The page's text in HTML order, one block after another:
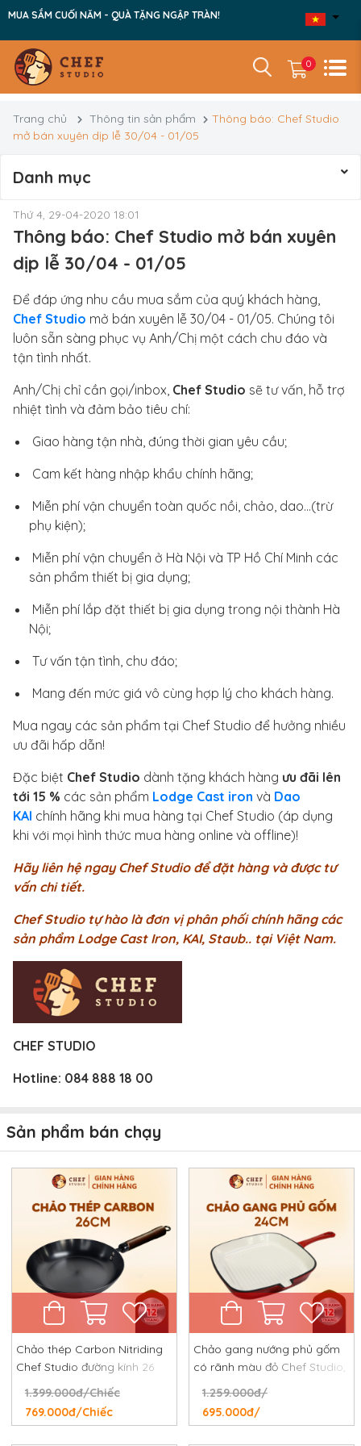
MUA SẮM CUỐI NĂM - QUÀ TẶNG NGẬP TRÀN!
0
Trang chủ Thông tin sản phẩm
Thông báo: Chef Studio
mở bán xuyên dịp lễ 30/04 - 01/05
Danh mục
Thứ 4, 29-04-2020 18:01
Thông báo: Chef Studio mở bán xuyên
dịp lễ 30/04 - 01/05
Để đáp ứng nhu cầu mua sắm của quý khách hàng,
Chef Studio mở bán xuyên lễ 30/04 - 01/05. Chúng tôi
luôn sẵn sàng phục vụ Anh/Chị một cách chu đáo và
tận tình nhất.
Anh/Chị chỉ cần gọi/inbox, Chef Studio sẽ tư vấn, hỗ trợ
nhiệt tình và đảm bảo tiêu chí:
Giao hàng tận nhà, đúng thời gian yêu cầu;
Cam kết hàng nhập khẩu chính hãng;
Miễn phí vận chuyển toàn quốc nồi, chảo, dao…(trừ
phụ kiện);
Miễn phí vận chuyển ở Hà Nội và TP Hồ Chí Minh các
sản phẩm thiết bị gia dụng;
Miễn phí lắp đặt thiết bị gia dụng trong nội thành Hà
Nội;
Tư vấn tận tình, chu đáo;
Mang đến mức giá vô cùng hợp lý cho khách hàng.
Mua ngay các sản phẩm tại Chef Studio để hưởng nhiều
ưu đãi hấp dẫn!
Đặc biệt Chef Studio dành tặng khách hàng ưu đãi lên
tới 15 % các sản phẩm Lodge Cast iron và Dao
KAI chính hãng khi mua hàng tại Chef Studio (áp dụng
khi với mọi hình thức mua hàng online và offline)!
Hãy liên hệ ngay Chef Studio để đặt hàng và được tư
vấn chi tiết.
Chef Studio tự hào là đơn vị phân phối chính hãng các
sản phẩm Lodge Cast Iron, KAI, Staub.. tại Việt Nam.
CHEF STUDIO
Hotline: 084 888 18 00
Sản phẩm bán chạy
Chảo thép Carbon Nitriding
Chef Studio đường kính 26
cm, chống dính tự nhiên,
chống rỉ, chống xước
1.399.000đ/Chiếc
769.000đ/Chiếc
Chảo gang nướng phủ gốm
có rãnh màu đỏ Chef Studio,
đường kính 24 cm
1.259.000đ/
695.000đ/